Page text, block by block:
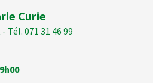
Curie
Tél. 071 31 46 99